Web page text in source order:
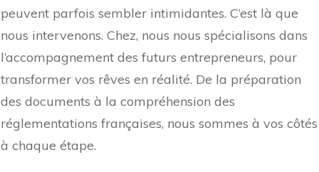
peuvent parfois sembler intimidantes. C’est là que
nous intervenons. Chez, nous nous spécialisons dans
l’accompagnement des futurs entrepreneurs, pour
transformer vos rêves en réalité. De la préparation
des documents à la compréhension des
réglementations françaises, nous sommes à vos côtés
à chaque étape.